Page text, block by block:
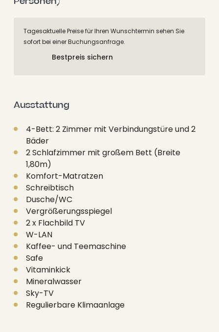
Tagesaktuelle Preise für Ihren Wunschtermin sehen Sie
sofort bei einer Buchungsanfrage.
Bestpreis sichern
Ausstattung
4-Bett: 2 Zimmer mit Verbindungstüre und 2
Bäder
2 Schlafzimmer mit großem Bett (Breite
1,80m)
Komfort-Matratzen
Schreibtisch
Dusche/WC
Vergrößerungsspiegel
2 x Flachbild TV
W-LAN
Kaffee- und Teemaschine
Safe
Vitaminkick
Mineralwasser
Sky-TV
Regulierbare Klimaanlage